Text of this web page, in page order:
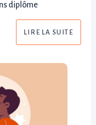
diplôme
LIRE LA SUITE